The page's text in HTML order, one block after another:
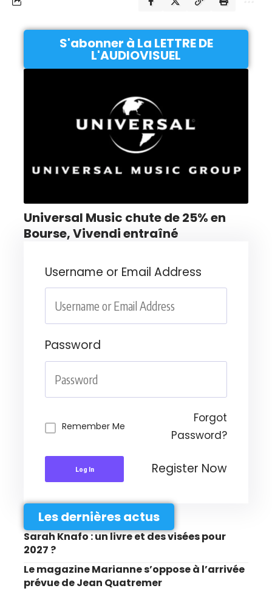
S'abonner à La LETTRE DE
L'AUDIOVISUEL
Universal Music chute de 25% en
Bourse, Vivendi entraîné
Username or Email Address
Password
Remember Me
Forgot
Password?
Log In Register Now
Les dernières actus
Sarah Knafo : un livre et des visées pour
2027 ?
Le magazine Marianne s’oppose à l’arrivée
prévue de Jean Quatremer